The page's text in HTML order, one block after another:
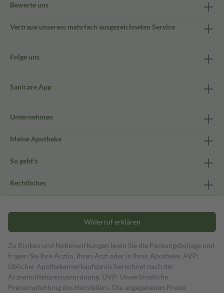
Bewerte uns
Vertraue unserem mehrfach ausgezeichneten Service
Folge uns
Sanicare App
Unternehmen
Meine Apotheke
So geht's
Rechtliches
Widerruf erklären
Zu Risiken und Nebenwirkungen lesen Sie die Packungsbeilage und
fragen Sie Ihre Ärztin, Ihren Arzt oder in Ihrer Apotheke. AVP:
Üblicher Apothekenverkaufspreis berechnet nach der
Arzneimittelpreisverordnung. UVP: Unverbindliche
Preisempfehlung des Herstellers. Die angegebenen Preise